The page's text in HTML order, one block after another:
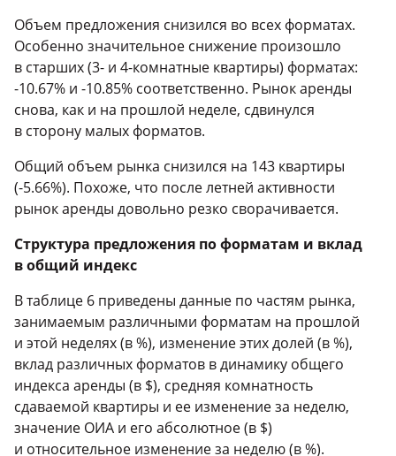
Объем предложения снизился во всех форматах.
Особенно значительное снижение произошло
в старших (3- и 4-комнатные квартиры) форматах:
-10.67% и -10.85% соответственно. Рынок аренды
снова, как и на прошлой неделе, сдвинулся
в сторону малых форматов.
Общий объем рынка снизился на 143 квартиры
(-5.66%). Похоже, что после летней активности
рынок аренды довольно резко сворачивается.
Структура предложения по форматам и вклад
в общий индекс
В таблице 6 приведены данные по частям рынка,
занимаемым различными форматам на прошлой
и этой неделях (в %), изменение этих долей (в %),
вклад различных форматов в динамику общего
индекса аренды (в $), средняя комнатность
сдаваемой квартиры и ее изменение за неделю,
значение ОИА и его абсолютное (в $)
и относительное изменение за неделю (в %).